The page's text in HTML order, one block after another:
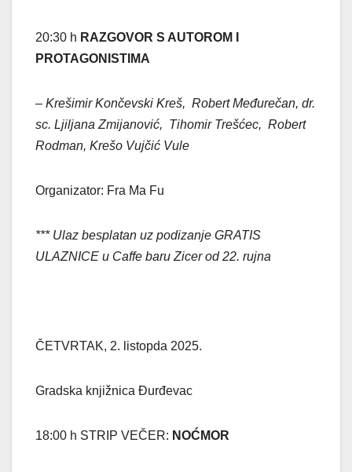
20:30 h RAZGOVOR S AUTOROM I
PROTAGONISTIMA
– Krešimir Končevski Kreš, Robert Međurečan, dr.
sc. Ljiljana Zmijanović, Tihomir Trešćec, Robert
Rodman, Krešo Vujčić Vule
Organizator: Fra Ma Fu
*** Ulaz besplatan uz podizanje GRATIS
ULAZNICE u Caffe baru Zicer od 22. rujna
ČETVRTAK, 2. listopda 2025.
Gradska knjižnica Đurđevac
18:00 h STRIP VEČER: NOĆMOR